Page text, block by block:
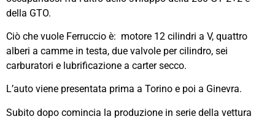
della GTO.
Ciò che vuole Ferruccio è: motore 12 cilindri a V, quattro
alberi a camme in testa, due valvole per cilindro, sei
carburatori e lubrificazione a carter secco.
L’auto viene presentata prima a Torino e poi a Ginevra.
Subito dopo comincia la produzione in serie della vettura